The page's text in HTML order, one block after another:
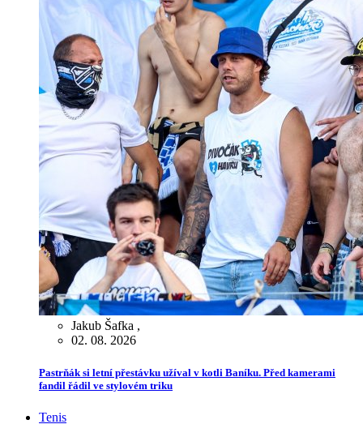
Jakub Šafka ,
02. 08. 2026
Pastrňák si letní přestávku užíval v kotli Baníku. Před kamerami
fandil řádil ve stylovém triku
Tenis